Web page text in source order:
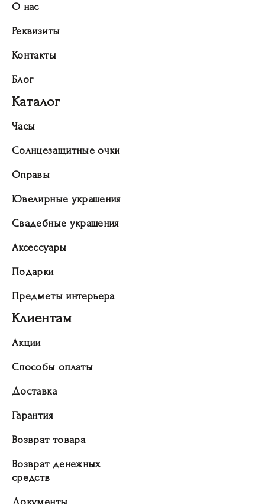
О нас
Реквизиты
Контакты
Блог
Каталог
Часы
Солнцезащитные очки
Оправы
Ювелирные украшения
Свадебные украшения
Аксессуары
Подарки
Предметы интерьера
Клиентам
Акции
Способы оплаты
Доставка
Гарантия
Возврат товара
Возврат денежных
средств
Документы